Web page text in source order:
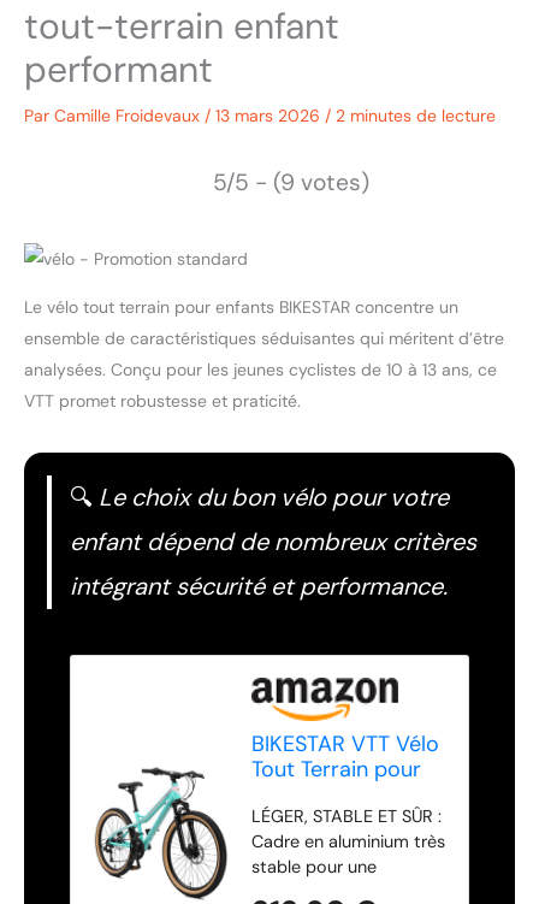
tout-terrain enfant
performant
Par Camille Froidevaux / 13 mars 2026 / 2 minutes de lecture
5/5 - (9 votes)
Le vélo tout terrain pour enfants BIKESTAR concentre un
ensemble de caractéristiques séduisantes qui méritent d’être
analysées. Conçu pour les jeunes cyclistes de 10 à 13 ans, ce
VTT promet robustesse et praticité.
🔍 Le choix du bon vélo pour votre
enfant dépend de nombreux critères
intégrant sécurité et performance.
BIKESTAR VTT Vélo
Tout Terrain pour
Ans | Bicyclette 24
Pouces 21 Vitesses
Shimano, Hardtail,
Freins Disc,
LÉGER, STABLE ET SÛR :
Cadre en aluminium très
stable pour une